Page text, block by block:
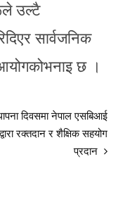
उल्टै
सार्वजनिक
आयोगकोभनाइ छ ।
दिवसमा नेपाल एसबिआई
रक्तदान र शैक्षिक सहयोग
प्रदान